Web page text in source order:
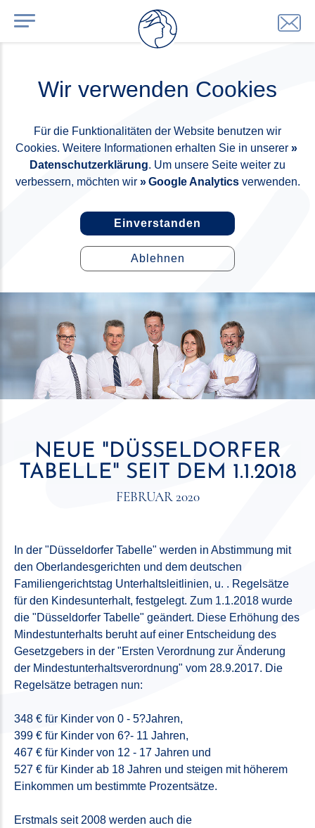
Wir verwenden Cookies
Für die Funktionalitäten der Website benutzen wir
Cookies. Weitere Informationen erhalten Sie in unserer
Datenschutzerklärung. Um unsere Seite weiter zu
verbessern, möchten wir
Google Analyticsverwenden.
Einverstanden
Ablehnen
NEUE "DÜSSELDORFER
TABELLE" SEIT DEM 1.1.2018
FEBRUAR 2020
In der "Düsseldorfer Tabelle" werden in Abstimmung mit
den Oberlandesgerichten und dem deutschen
Familiengerichtstag Unterhaltsleitlinien, u. . Regelsätze
für den Kindesunterhalt, festgelegt. Zum 1.1.2018 wurde
die "Düsseldorfer Tabelle" geändert. Diese Erhöhung des
Mindestunterhalts beruht auf einer Entscheidung des
Gesetzgebers in der "Ersten Verordnung zur Änderung
der Mindestunterhaltsverordnung" vom 28.9.2017. Die
Regelsätze betragen nun:
348 € für Kinder von 0 - 5?Jahren,
399 € für Kinder von 6?- 11 Jahren,
467 € für Kinder von 12 - 17 Jahren und
527 € für Kinder ab 18 Jahren und steigen mit höherem
Einkommen um bestimmte Prozentsätze.
Erstmals seit 2008 werden auch die